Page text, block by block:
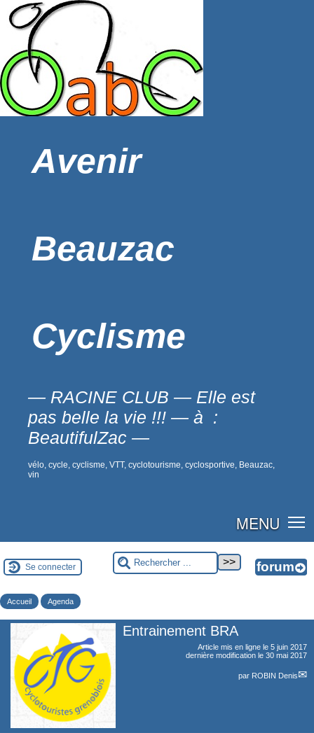
Avenir
Beauzac
Cyclisme
— RACINE CLUB — Elle est
pas belle la vie !!! — à :
BeautifulZac —
vélo, cycle, cyclisme, VTT, cyclotourisme, cyclosportive, Beauzac,
vin
MENU
Se connecter
Accueil Agenda
Entrainement BRA
Article mis en ligne le 5 juin 2017
dernière modification le 30 mai 2017
par ROBIN Denis